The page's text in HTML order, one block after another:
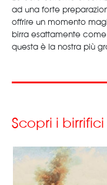
BQS -
SELECTION
ricchezza.
BQS è un progetto di
birra.
ad una forte
offrire un momento
birra esattamente
questa è la nostra più
Scopri i